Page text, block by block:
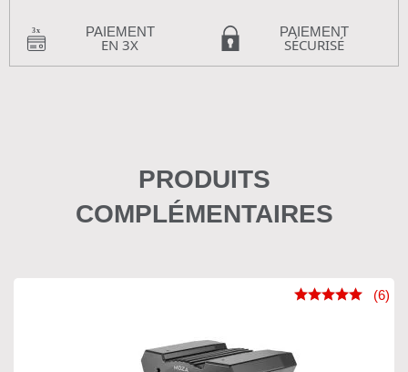
PAIEMENT
EN 3X
PAIEMENT
SÉCURISÉ
PRODUITS
COMPLÉMENTAIRES
(6)